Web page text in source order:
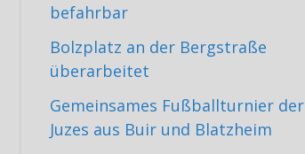
befahrbar
Bolzplatz an der Bergstraße
überarbeitet
Gemeinsames Fußballturnier der
Juzes aus Buir und Blatzheim